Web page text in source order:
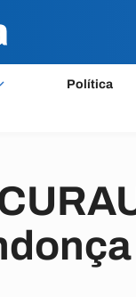
Política